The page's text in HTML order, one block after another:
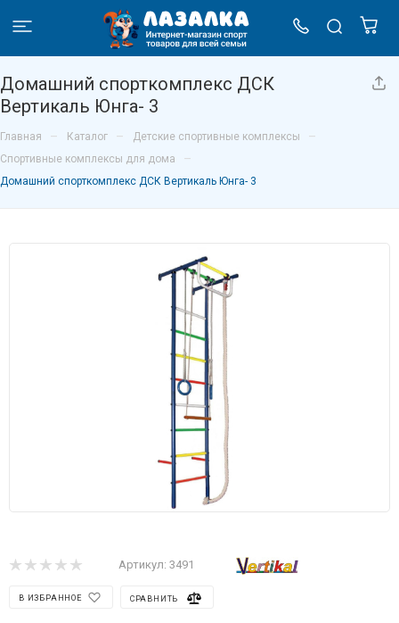
Домашний спорткомплекс ДСК
Вертикаль Юнга- 3
Главная – Каталог – Детские спортивные комплексы –
Спортивные комплексы для дома –
Домашний спорткомплекс ДСК Вертикаль Юнга- 3
Артикул: 3491
В ИЗБРАННОЕ СРАВНИТЬ